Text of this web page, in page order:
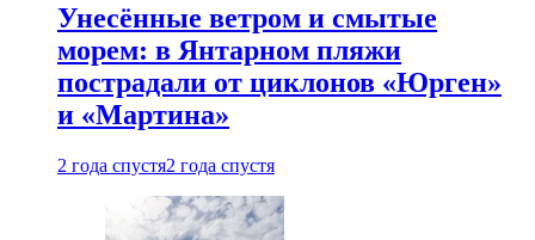
Унесённые ветром и смытые
морем: в Янтарном пляжи
пострадали от циклонов «Юрген»
и «Мартина»
2 года спустя2 года спустя